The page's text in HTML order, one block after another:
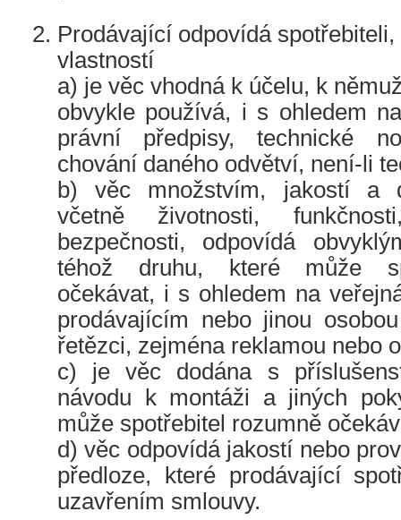
Prodávající odpovídá
vlastností
a) je věc vhodná k účelu, k
obvykle používá, i s ohledem
právní předpisy, technické
chování daného odvětví, není-li
b) věc množstvím, jakostí a
včetně životnosti,
bezpečnosti, odpovídá
téhož druhu, které může
očekávat, i s ohledem na
prodávajícím nebo jinou
řetězci, zejména reklamou nebo
c) je věc dodána s
návodu k montáži a jiných
může spotřebitel rozumně
d) věc odpovídá jakostí nebo
předloze, které prodávající
uzavřením smlouvy.